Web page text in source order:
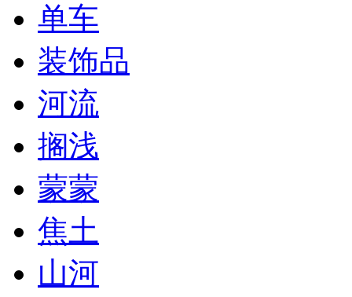
单车
装饰品
河流
搁浅
蒙蒙
焦土
山河